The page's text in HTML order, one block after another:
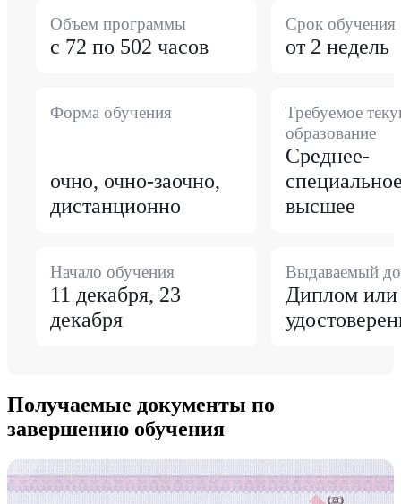
Объем программы
с 72 по 502 часов
Срок обучения
от 2 недель
Форма обучения
очно, очно-заочно,
дистанционно
Требуемое
образование
Среднее-
высшее
Начало обучения
11 декабря, 23
декабря
Выдаваемый
Диплом или
Получаемые документы по
завершению обучения